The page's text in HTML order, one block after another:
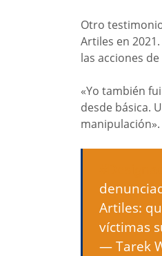
Otro
Artiles en
las acciones
«Yo también
desde básica.
manipulación».
Artiles:
víctimas
— Tarek